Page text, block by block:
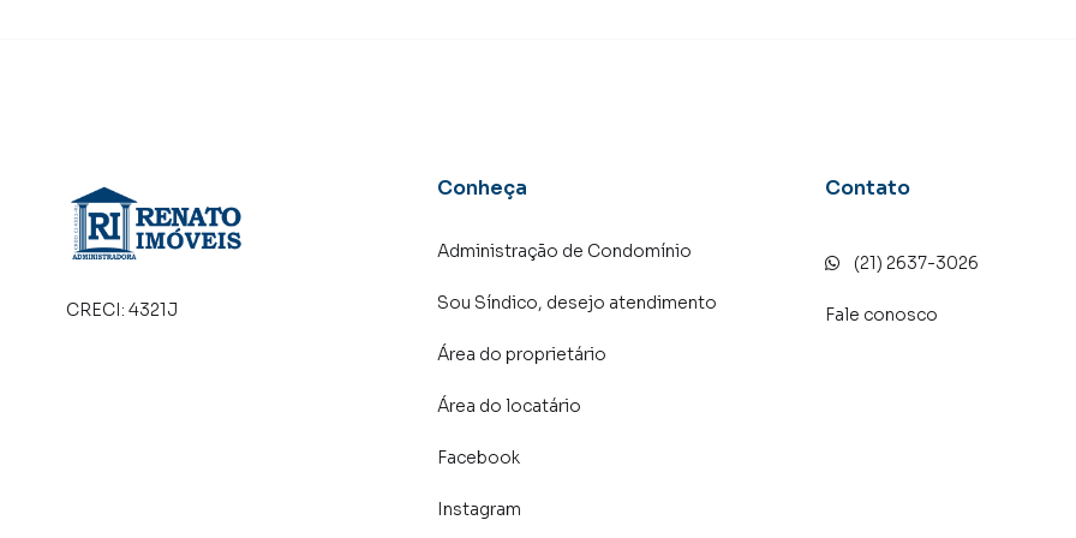
CRECI: 4321J
Conheça
Administração de Condomínio
Sou Síndico, desejo atendimento
Área do proprietário
Área do locatário
Facebook
Instagram
Contato
(21) 2637-3026
Fale conosco